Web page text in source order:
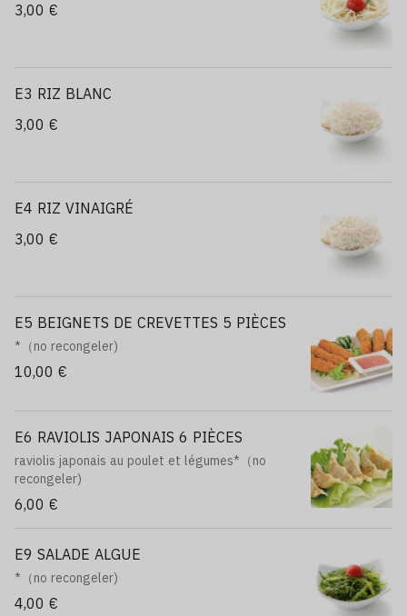
3,00 €
E3 RIZ BLANC
3,00 €
E4 RIZ VINAIGRÉ
3,00 €
E5 BEIGNETS DE CREVETTES 5 PIÈCES
*（no recongeler)
10,00 €
E6 RAVIOLIS JAPONAIS 6 PIÈCES
raviolis japonais au poulet et légumes*（no
recongeler)
6,00 €
E9 SALADE ALGUE
*（no recongeler)
4,00 €